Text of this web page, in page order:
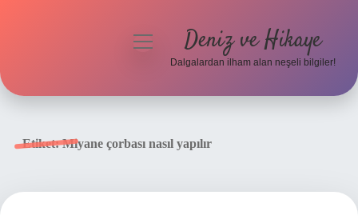
menüyü
Deniz ve Hikaye
Dalgalardan ilham alan neşeli bilgiler!
Etiket:Miyane çorbası nasıl yapılır